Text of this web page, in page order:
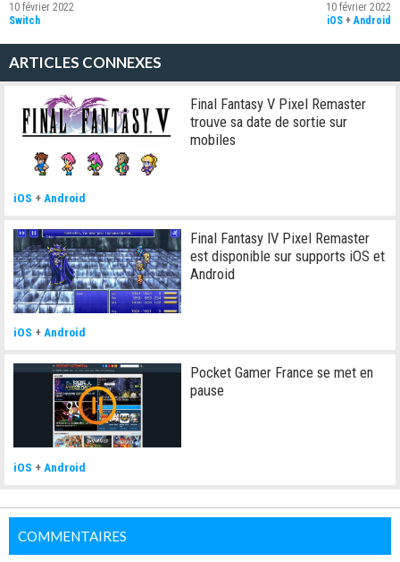
10 février 2022
Switch
10 février 2022
iOS +Android
ARTICLES CONNEXES
Final Fantasy V Pixel Remaster
trouve sa date de sortie sur
mobiles
iOS +Android
Final Fantasy IV Pixel Remaster
est disponible sur supports iOS et
Android
iOS +Android
Pocket Gamer France se met en
pause
iOS + Android
COMMENTAIRES